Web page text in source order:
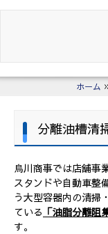
ホーム
分離油槽清
烏川商事では店舗事
スタンドや自動車整
う大型容器内の清掃
ている 「油脂分離阻
す。